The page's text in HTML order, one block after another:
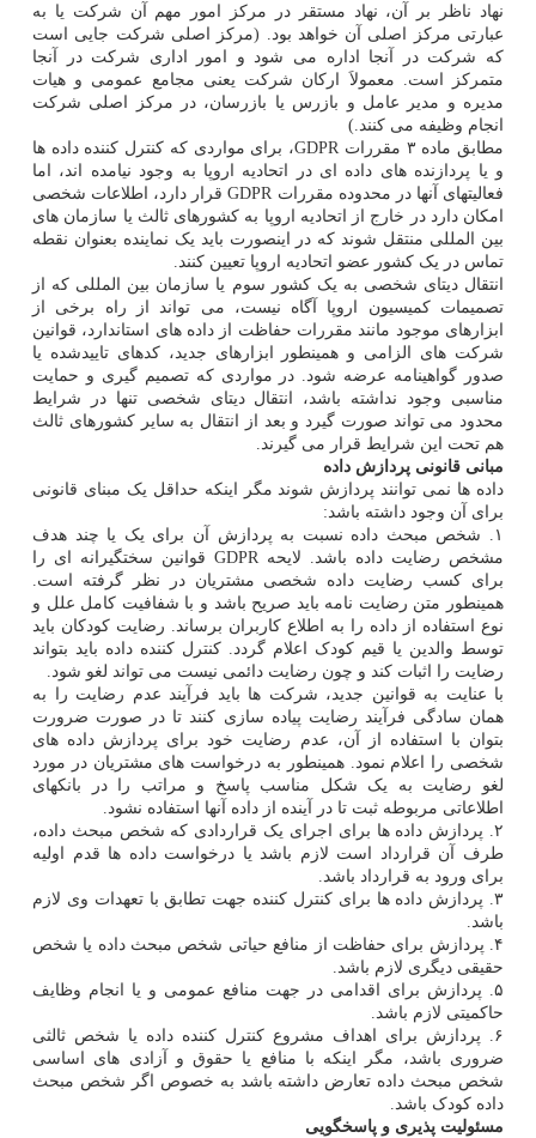
نهاد ناظر بر آن، نهاد مستقر در مرکز امور مهم آن شرکت یا به
عبارتی مرکز اصلی آن خواهد بود. (مرکز اصلی شرکت جایی است
که شرکت در آنجا اداره می شود و امور اداری شرکت در آنجا
متمرکز است. معمولاَ ارکان شرکت یعنی مجامع عمومی و هیات
مدیره و مدیر عامل و بازرس یا بازرسان، در مرکز اصلی شرکت
انجام وظیفه می کنند.)
مطابق ماده ۳ مقررات GDPR، برای مواردی که کنترل کننده داده ها
و یا پردازنده های داده ای در اتحادیه اروپا به وجود نیامده اند، اما
فعالیتهای آنها در محدوده مقررات GDPR قرار دارد، اطلاعات شخصی
امکان دارد در خارج از اتحادیه اروپا به کشورهای ثالث یا سازمان های
بین المللی منتقل شوند که در اینصورت باید یک نماینده بعنوان نقطه
تماس در یک کشور عضو اتحادیه اروپا تعیین کنند.
انتقال دیتای شخصی به یک کشور سوم یا سازمان بین المللی که از
تصمیمات کمیسیون اروپا آگاه نیست، می تواند از راه برخی از
ابزارهای موجود مانند مقررات حفاظت از داده های استاندارد، قوانین
شرکت های الزامی و همینطور ابزارهای جدید، کدهای تاییدشده یا
صدور گواهینامه عرضه شود. در مواردی که تصمیم گیری و حمایت
مناسبی وجود نداشته باشد، انتقال دیتای شخصی تنها در شرایط
محدود می تواند صورت گیرد و بعد از انتقال به سایر کشورهای ثالث
هم تحت این شرایط قرار می گیرند.
مبانی قانونی پردازش داده
داده ها نمی توانند پردازش شوند مگر اینکه حداقل یک مبنای قانونی
برای آن وجود داشته باشد:
۱. شخص مبحث داده نسبت به پردازش آن برای یک یا چند هدف
مشخص رضایت داده باشد. لایحه GDPR قوانین سختگیرانه ای را
برای کسب رضایت داده شخصی مشتریان در نظر گرفته است.
همینطور متن رضایت نامه باید صریح باشد و با شفافیت کامل علل و
نوع استفاده از داده را به اطلاع کاربران برساند. رضایت کودکان باید
توسط والدین یا قیم کودک اعلام گردد. کنترل کننده داده باید بتواند
رضایت را اثبات کند و چون رضایت دائمی نیست می تواند لغو شود.
با عنایت به قوانین جدید، شرکت ها باید فرآیند عدم رضایت را به
همان سادگی فرآیند رضایت پیاده سازی کنند تا در صورت ضرورت
بتوان با استفاده از آن، عدم رضایت خود برای پردازش داده های
شخصی را اعلام نمود. همینطور به درخواست های مشتریان در مورد
لغو رضایت به یک شکل مناسب پاسخ و مراتب را در بانکهای
اطلاعاتی مربوطه ثبت تا در آینده از داده آنها استفاده نشود.
۲. پردازش داده ها برای اجرای یک قراردادی که شخص مبحث داده،
طرف آن قرارداد است لازم باشد یا درخواست داده ها قدم اولیه
برای ورود به قرارداد باشد.
۳. پردازش داده ها برای کنترل کننده جهت تطابق با تعهدات وی لازم
باشد.
۴. پردازش برای حفاظت از منافع حیاتی شخص مبحث داده یا شخص
حقیقی دیگری لازم باشد.
۵. پردازش برای اقدامی در جهت منافع عمومی و یا انجام وظایف
حاکمیتی لازم باشد.
۶. پردازش برای اهداف مشروع کنترل کننده داده یا شخص ثالثی
ضروری باشد، مگر اینکه با منافع یا حقوق و آزادی های اساسی
شخص مبحث داده تعارض داشته باشد به خصوص اگر شخص مبحث
داده کودک باشد.
مسئولیت پذیری و پاسخگویی